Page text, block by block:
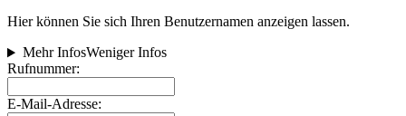
Hier können Sie sich Ihren Benutzernamen anzeigen lassen.
Mehr InfosWeniger Infos
Rufnummer:
E-Mail-Adresse: